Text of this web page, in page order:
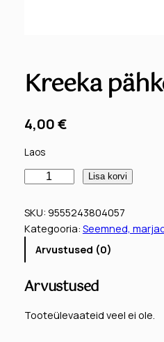
Kreeka
4,00€
Laos
e
e
k
ä
k
Lisa korvi
SKU: 9555243804057
Kategooria: Seemned,
Arvustused (0)
Arvustused
Tooteülevaateid veel ei ole.